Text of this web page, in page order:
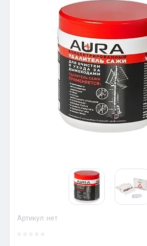
Артикул: нет